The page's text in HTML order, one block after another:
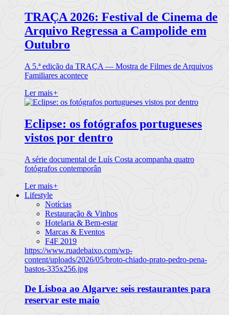
TRAÇA 2026: Festival de Cinema de
Arquivo Regressa a Campolide em
Outubro
A 5.ª edição da TRAÇA — Mostra de Filmes de Arquivos
Familiares acontece
Ler mais+
Eclipse: os fotógrafos portugueses
vistos por dentro
A série documental de Luís Costa acompanha quatro
fotógrafos contemporân
Ler mais+
Lifestyle
Notícias
Restauração & Vinhos
Hotelaria & Bem-estar
Marcas & Eventos
F4F 2019
https://www.ruadebaixo.com/wp-
content/uploads/2026/05/broto-chiado-prato-pedro-pena-
bastos-335x256.jpg
De Lisboa ao Algarve: seis restaurantes para
reservar este maio